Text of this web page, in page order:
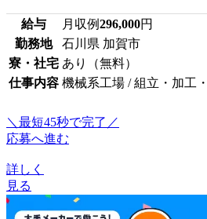
給与 月収例296,000円
勤務地
石川県 加賀市
寮・社宅 あり（無料）
仕事内容 機械系工場 / 組立・加工
＼最短45秒で完了／
応募へ進む
詳しく
見る